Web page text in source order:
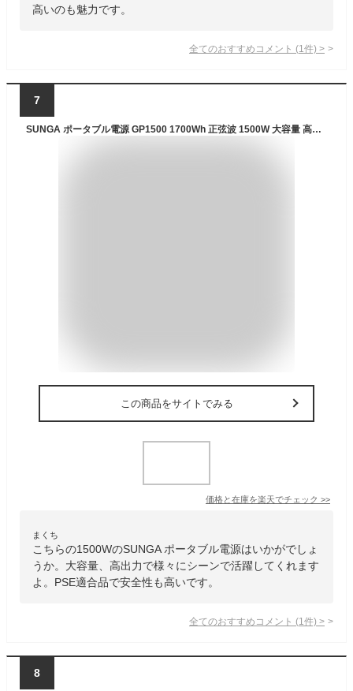
高いのも魅力です。
全てのおすすめコメント (1 件) >
7
SUNGA ポータブル電源 GP1500 1700Wh 正弦波 1500W 大容量 高出力 QC3.0 type-c対応 ポータブルバッテリー インバーター 車中泊 キャンプ 災害対策 発電機 PSE適合 蓄電池
この商品をサイトでみる
価格と在庫を楽天でチェック >>
まくち
こちらの1500WのSUNGA ポータブル電源はいかがでしょ
うか。大容量、高出力で様々にシーンで活躍してくれます
よ。PSE適合品で安全性も高いです。
全てのおすすめコメント (1 件) >
8